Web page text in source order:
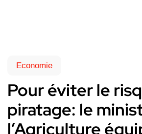
Economie
Pour éviter le
piratage: le
l’Agriculture